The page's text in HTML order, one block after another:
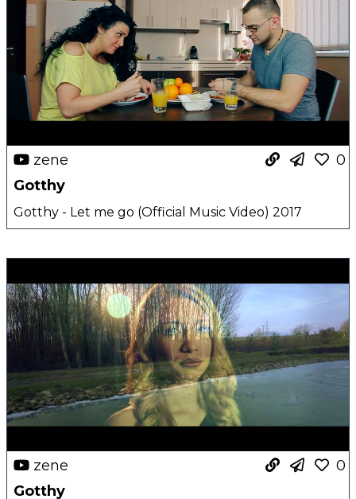
zene
0
Gotthy
Gotthy - Let me go (Official Music Video) 2017
zene
0
Gotthy